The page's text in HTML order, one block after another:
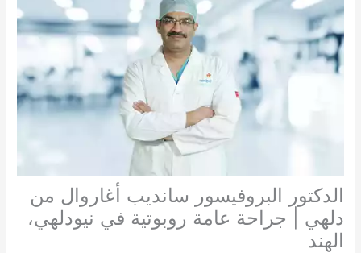
الدكتور البروفيسور سانديب أغاروال من
دلهي | جراحة عامة روبوتية في نيودلهي،
الهند